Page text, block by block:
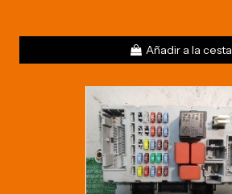
Añadir a la cesta